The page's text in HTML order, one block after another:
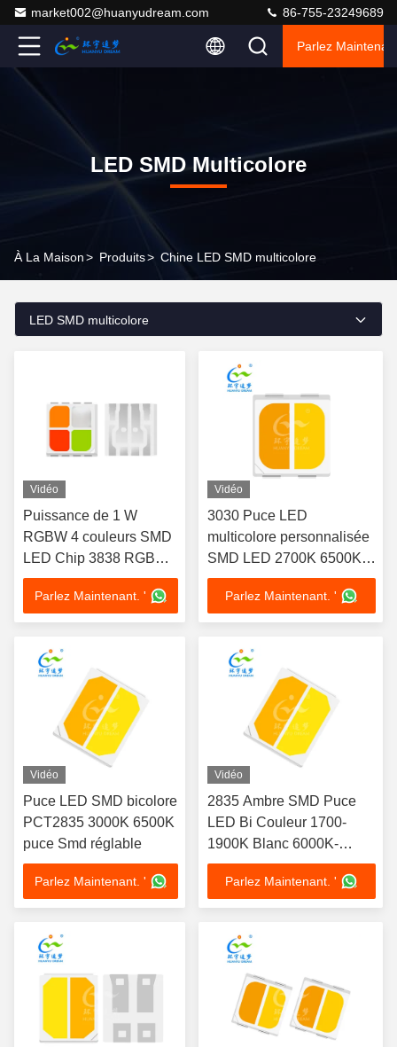
market002@huanyudream.com 86-755-23249689
Parlez
LED SMD Multicolore
À La Maison> Produits> Chine LED SMD multicolore
LED SMD multicolore
Vidéo
Puissance de 1 W
RGBW 4 couleurs SMD
LED Chip 3838 RGBW
LED 4 en 1 LED
Dimmable pleine
gamme de couleurs
Strip Light pour
l'éclairage d'ambiance
similaire bridgelux
Parlez Maintenant. '
Vidéo
3030 Puce LED
multicolore personnalisée
SMD LED 2700K 6500K
Dimmable
Parlez Maintenant. '
Vidéo
Puce LED SMD bicolore
PCT2835 3000K 6500K
puce Smd réglable
Parlez Maintenant. '
Vidéo
2835 Ambre SMD Puce
LED Bi Couleur 1700-
1900K Blanc 6000K-
7000K
Parlez Maintenant. '